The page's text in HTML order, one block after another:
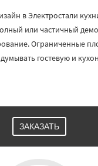
в Электростали
или частичный
Ограниченные
гостевую и
ЗАКАЗАТЬ